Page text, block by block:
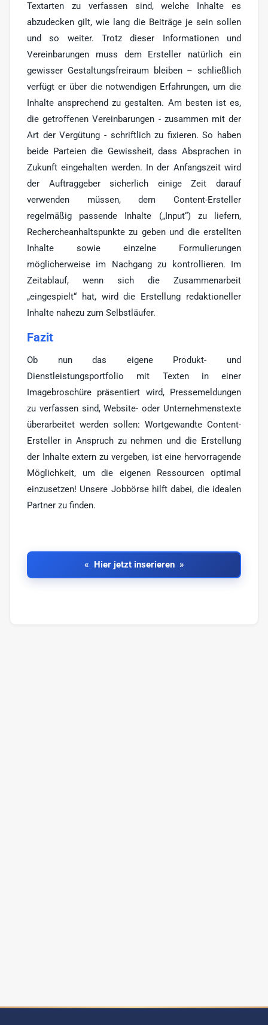
Textarten zu verfassen sind, welche Inhalte es
abzudecken gilt, wie lang die Beiträge je sein sollen
und so weiter. Trotz dieser Informationen und
Vereinbarungen muss dem Ersteller natürlich ein
gewisser Gestaltungsfreiraum bleiben – schließlich
verfügt er über die notwendigen Erfahrungen, um die
Inhalte ansprechend zu gestalten. Am besten ist es,
die getroffenen Vereinbarungen - zusammen mit der
Art der Vergütung - schriftlich zu fixieren. So haben
beide Parteien die Gewissheit, dass Absprachen in
Zukunft eingehalten werden. In der Anfangszeit wird
der Auftraggeber sicherlich einige Zeit darauf
verwenden müssen, dem Content-Ersteller
regelmäßig passende Inhalte („Input“) zu liefern,
Rechercheanhaltspunkte zu geben und die erstellten
Inhalte sowie einzelne Formulierungen
möglicherweise im Nachgang zu kontrollieren. Im
Zeitablauf, wenn sich die Zusammenarbeit
„eingespielt“ hat, wird die Erstellung redaktioneller
Inhalte nahezu zum Selbstläufer.
Fazit
Ob nun das eigene Produkt- und
Dienstleistungsportfolio mit Texten in einer
Imagebroschüre präsentiert wird, Pressemeldungen
zu verfassen sind, Website- oder Unternehmenstexte
überarbeitet werden sollen: Wortgewandte Content-
Ersteller in Anspruch zu nehmen und die Erstellung
der Inhalte extern zu vergeben, ist eine hervorragende
Möglichkeit, um die eigenen Ressourcen optimal
einzusetzen! Unsere Jobbörse hilft dabei, die idealen
Partner zu finden.
Hier jetzt inserieren